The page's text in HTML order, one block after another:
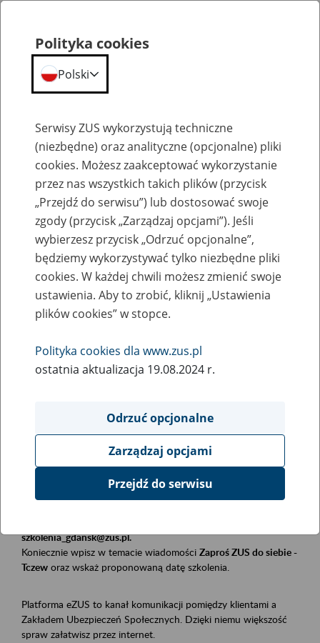
Szkolenia
Zaproś ZUS do siebie: eZUS, wizyty
rezerwowane, e-wizyty, Aktywni 50+
Rodzaj wydarzenia
Szkolenia
Obszar merytoryczny
Płatnicy, ubezpieczeni, świadczeniobiorcy
Opis wydarzenia
Szkolenie stacjonarne w siedzibie firmy, instytucji, urzędu.
szkolenia_gdansk@zus.pl.
Koniecznie wpisz w temacie wiadomości Zaproś ZUS do siebie -
Tczew oraz wskaż proponowaną datę szkolenia.
Platforma eZUS to kanał komunikacji pomiędzy klientami a
Zakładem Ubezpieczeń Społecznych. Dzięki niemu większość
spraw załatwisz przez internet.
Polityka cookies
Polski
Serwisy ZUS wykorzystują techniczne
(niezbędne) oraz analityczne (opcjonalne) pliki
cookies. Możesz zaakceptować wykorzystanie
przez nas wszystkich takich plików (przycisk
„Przejdź do serwisu”) lub dostosować swoje
zgody (przycisk „Zarządzaj opcjami”). Jeśli
wybierzesz przycisk „Odrzuć opcjonalne”,
będziemy wykorzystywać tylko niezbędne pliki
cookies. W każdej chwili możesz zmienić swoje
ustawienia. Aby to zrobić, kliknij „Ustawienia
plików cookies” w stopce.
Polityka cookies dla www.zus.pl
ostatnia aktualizacja 19.08.2024 r.
Odrzuć opcjonalne
Zarządzaj opcjami
Przejdź do serwisu